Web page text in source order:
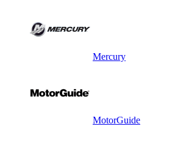
Mercury
MotorGuide